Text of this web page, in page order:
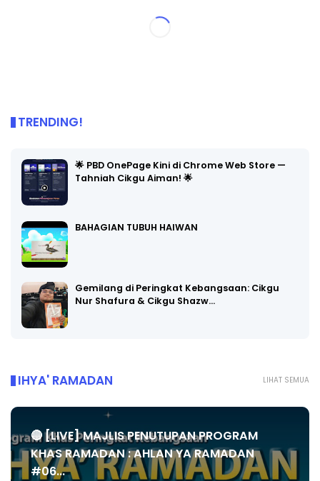
TRENDING!
🌟 PBD OnePage Kini di Chrome Web Store —
Tahniah Cikgu Aiman! 🌟
BAHAGIAN TUBUH HAIWAN
Gemilang di Peringkat Kebangsaan: Cikgu
Nur Shafura & Cikgu Shazw…
LIHAT SEMUA
IHYA' RAMADAN
🔴 [LIVE] MAJLIS PENUTUPAN PROGRAM
KHAS RAMADAN : AHLAN YA RAMADAN
#06...